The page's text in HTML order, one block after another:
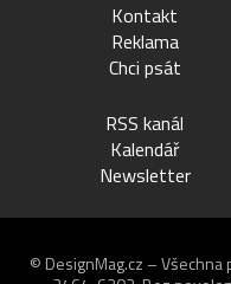
Kontakt
Reklama
Chci psát
RSS kanál
Kalendář
Newsletter
© DesignMag.cz –